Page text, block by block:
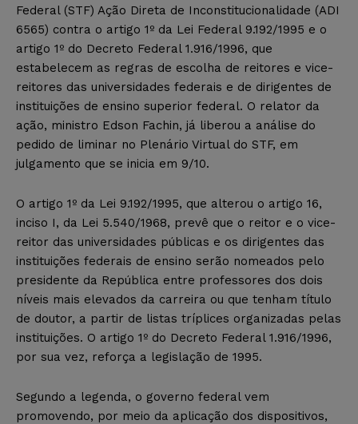
Federal (STF) Ação Direta de Inconstitucionalidade (ADI
6565) contra o artigo 1º da Lei Federal 9.192/1995 e o
artigo 1º do Decreto Federal 1.916/1996, que
estabelecem as regras de escolha de reitores e vice-
reitores das universidades federais e de dirigentes de
instituições de ensino superior federal. O relator da
ação, ministro Edson Fachin, já liberou a análise do
pedido de liminar no Plenário Virtual do STF, em
julgamento que se inicia em 9/10.
O artigo 1º da Lei 9.192/1995, que alterou o artigo 16,
inciso I, da Lei 5.540/1968, prevê que o reitor e o vice-
reitor das universidades públicas e os dirigentes das
instituições federais de ensino serão nomeados pelo
presidente da República entre professores dos dois
níveis mais elevados da carreira ou que tenham título
de doutor, a partir de listas tríplices organizadas pelas
instituições. O artigo 1º do Decreto Federal 1.916/1996,
por sua vez, reforça a legislação de 1995.
Segundo a legenda, o governo federal vem
promovendo, por meio da aplicação dos dispositivos,